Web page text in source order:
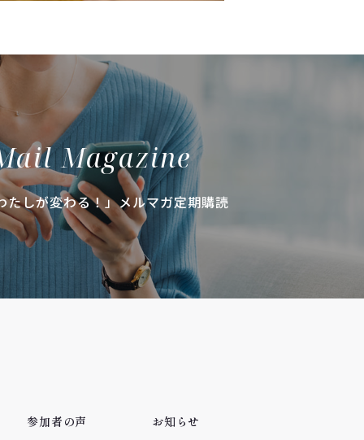
Magazine
たしが変わる！」メルマガ定期購読
参加者の声
お知らせ